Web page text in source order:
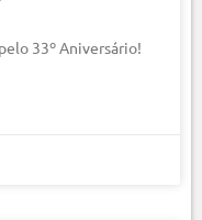
33º Aniversário!